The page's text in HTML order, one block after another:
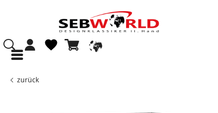
zurück